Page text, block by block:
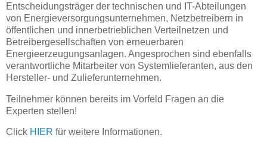
Entscheidungsträger der technischen und IT-Abteilungen
von Energieversorgungsunternehmen, Netzbetreibern in
öffentlichen und innerbetrieblichen Verteilnetzen und
Betreibergesellschaften von erneuerbaren
Energieerzeugungsanlagen. Angesprochen sind ebenfalls
verantwortliche Mitarbeiter von Systemlieferanten, aus den
Hersteller- und Zulieferunternehmen.
Teilnehmer können bereits im Vorfeld Fragen an die
Experten stellen!
Click HIER für weitere Informationen.